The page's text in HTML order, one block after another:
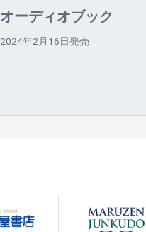
オーディオブック
2024年2月16日発売